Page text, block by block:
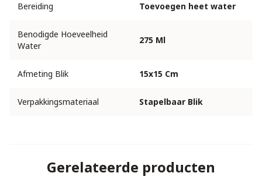
Bereiding Toevoegen heet water
Benodigde Hoeveelheid
Water
275 Ml
Afmeting Blik 15x15 Cm
Verpakkingsmateriaal Stapelbaar Blik
Gerelateerde producten